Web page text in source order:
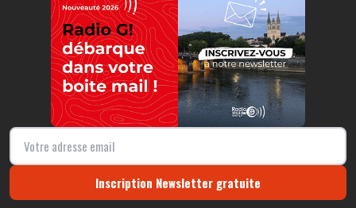
Inscription Newsletter gratuite